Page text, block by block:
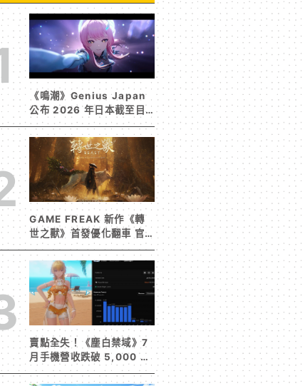
《鳴潮》Genius Japan
公布 2026 年日本截至目
前為止人氣歌單《遠航星的
告別》&《自無垠處歸航之
星》入榜
GAME FREAK 新作《轉
世之獸》首發優化翻車 官
方急發聲明承諾提供大量更
新彌補
賣點全失！《塵白禁域》7
月手機營收跌破 5,000 美
元 停服整改後玩家大量流